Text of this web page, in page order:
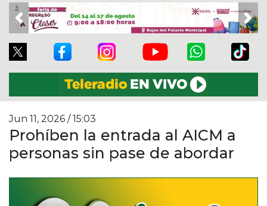
Previous
Jun 11, 2026 / 15:03
Prohíben la entrada al AICM a
personas sin pase de abordar